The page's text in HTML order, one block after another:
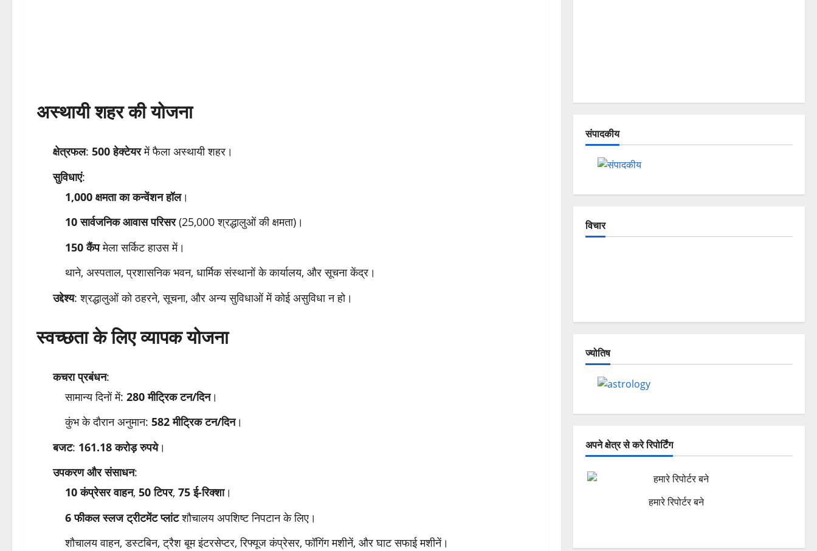
अस्थायी शहर की योजना
क्षेत्रफल: 500 हेक्टेयरमें फैला अस्थायी शहर।
सुविधाएं:
1,000 क्षमता का कन्वेंशन हॉल।
10 सार्वजनिक आवास परिसर(25,000 श्रद्धालुओं की क्षमता)।
150 कैंपमेला सर्किट हाउस में।
थाने, अस्पताल, प्रशासनिक भवन, धार्मिक संस्थानों के कार्यालय, और सूचना केंद्र।
उद्देश्य: श्रद्धालुओं को ठहरने, सूचना, और अन्य सुविधाओं में कोई असुविधा न हो।
स्वच्छता के लिए व्यापक योजना
कचरा प्रबंधन:
सामान्य दिनों में: 280 मीट्रिक टन/दिन।
कुंभ के दौरान अनुमान: 582 मीट्रिक टन/दिन।
बजट: 161.18 करोड़ रुपये।
उपकरण और संसाधन:
10 कंप्रेसर वाहन, 50 टिपर, 75 ई-रिक्शा।
6 फीकल स्लज ट्रीटमेंट प्लांटशौचालय अपशिष्ट निपटान के लिए।
शौचालय वाहन, डस्टबिन, ट्रैश बूम इंटरसेप्टर, रिफ्यूज कंप्रेसर, फॉगिंग मशीनें, और घाट सफाई मशीनें।
संपादकीय
विचार
ज्योतिष
अपने क्षेत्र से करे रिपोर्टिंग
हमारे रिपोर्टर बने